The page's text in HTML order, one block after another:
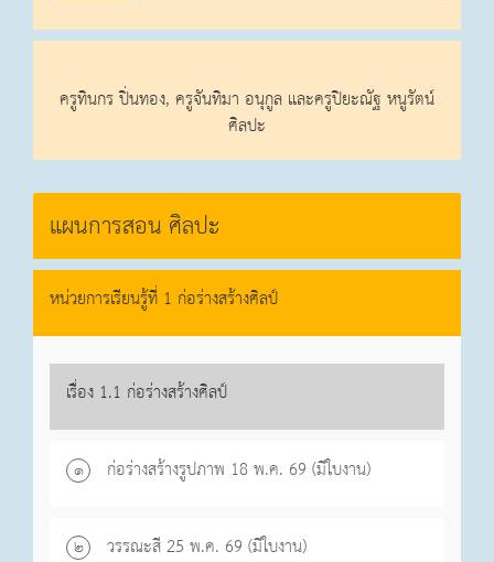
ครูทินกร ปิ่นทอง, ครูจันทิมา อนุกูล และครูปิยะณัฐ หนูรัตน์
ศิลปะ
แผนการสอน ศิลปะ
หน่วยการเรียนรู้ที่ 1 ก่อร่างสร้างศิลป์
เรื่อง 1.1 ก่อร่างสร้างศิลป์
๑ ก่อร่างสร้างรูปภาพ 18 พ.ค. 69 (มีใบงาน)
๒ วรรณะสี 25 พ.ค. 69 (มีใบงาน)